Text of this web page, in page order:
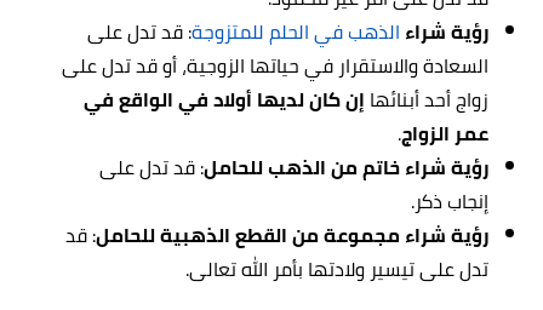
رؤية شراءالذهب في الحلم للمتزوجة: قد تدل على
السعادة والاستقرار في حياتها الزوجية، أو قد تدل على
زواج أحد أبنائها إن كان لديها أولاد في الواقع في
عمر الزواج.
رؤية شراء خاتم من الذهب للحامل: قد تدل على
إنجاب ذكر.
رؤية شراء مجموعة من القطع الذهبية للحامل: قد
تدل على تيسير ولادتها بأمر الله تعالى.